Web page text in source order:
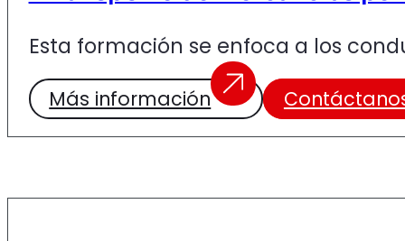
Esta formación se enfoca a los
Más información